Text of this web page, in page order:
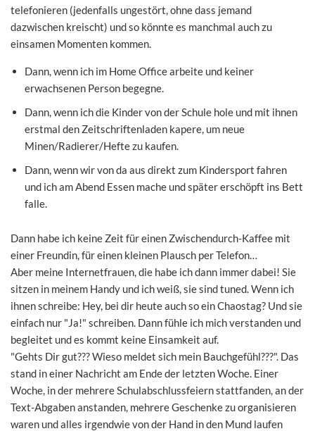
telefonieren (jedenfalls ungestört, ohne dass jemand
dazwischen kreischt) und so könnte es manchmal auch zu
einsamen Momenten kommen.
Dann, wenn ich im Home Office arbeite und keiner
erwachsenen Person begegne.
Dann, wenn ich die Kinder von der Schule hole und mit ihnen
erstmal den Zeitschriftenladen kapere, um neue
Minen/Radierer/Hefte zu kaufen.
Dann, wenn wir von da aus direkt zum Kindersport fahren
und ich am Abend Essen mache und später erschöpft ins Bett
falle.
Dann habe ich keine Zeit für einen Zwischendurch-Kaffee mit
einer Freundin, für einen kleinen Plausch per Telefon…
Aber meine Internetfrauen, die habe ich dann immer dabei! Sie
sitzen in meinem Handy und ich weiß, sie sind tuned. Wenn ich
ihnen schreibe: Hey, bei dir heute auch so ein Chaostag? Und sie
einfach nur "Ja!" schreiben. Dann fühle ich mich verstanden und
begleitet und es kommt keine Einsamkeit auf.
"Gehts Dir gut??? Wieso meldet sich mein Bauchgefühl???". Das
stand in einer Nachricht am Ende der letzten Woche. Einer
Woche, in der mehrere Schulabschlussfeiern stattfanden, an der
Text-Abgaben anstanden, mehrere Geschenke zu organisieren
waren und alles irgendwie von der Hand in den Mund laufen